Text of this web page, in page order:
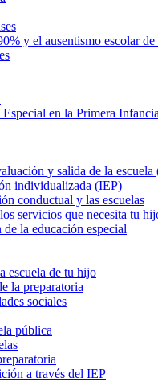
y el ausentismo escolar de
en la Primera Infancia
y salida de la
individualizada (IEP)
conductual y las escuelas
servicios que necesita tu
la educación especial
escuela de tu hijo
la preparatoria
sociales
pública
a través del IEP